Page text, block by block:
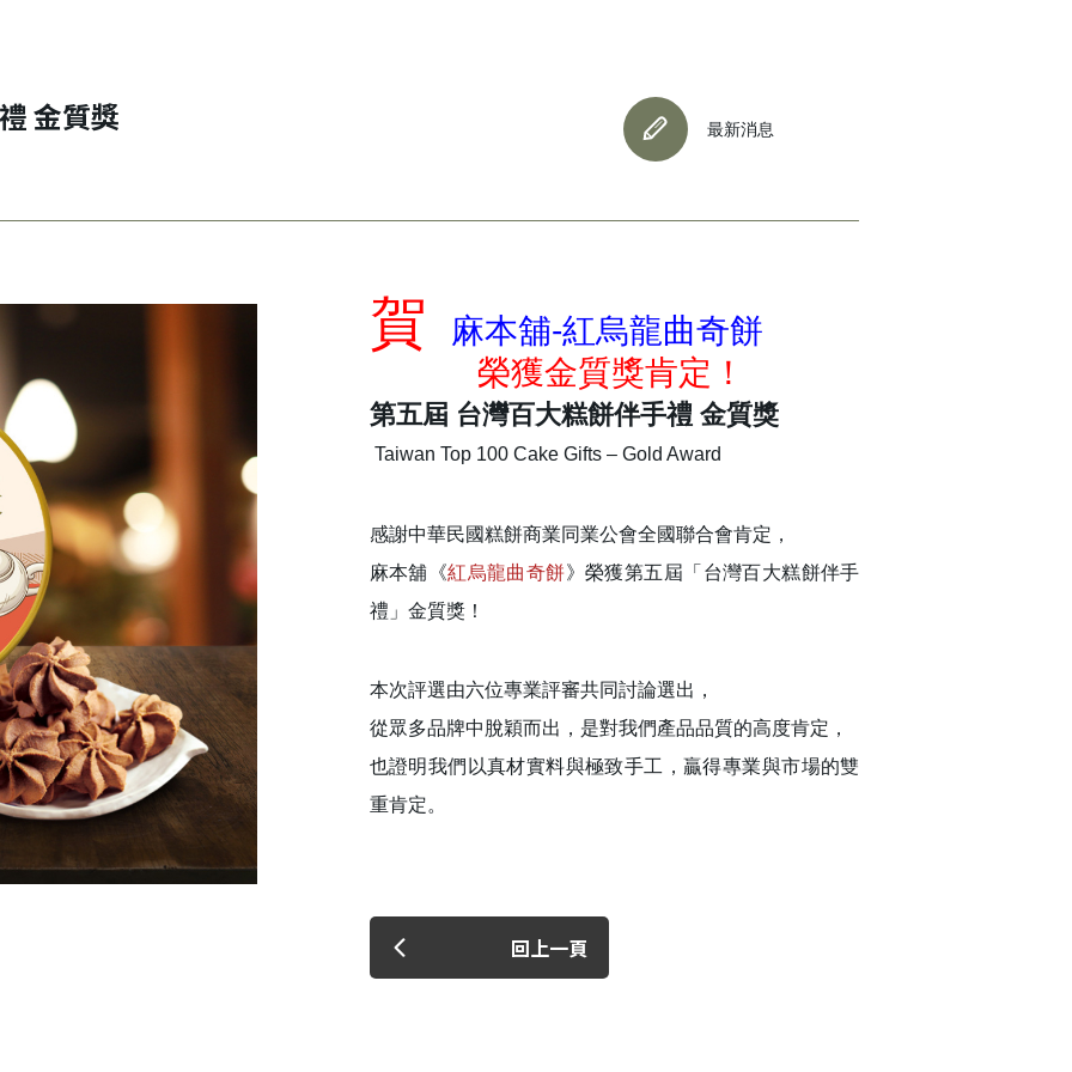
✕
建立專屬帳號
金質獎 最新消息
賀
麻本舖-紅烏龍曲奇餅
榮獲金質獎肯定！
第五屆 台灣百大糕餅伴手禮 金質獎
Taiwan Top 100 Cake Gifts – Gold Award
感謝中華民國糕餅商業同業公會全國聯合會肯定，
麻本舖《紅烏龍曲奇餅》榮獲第五屆「台灣百大糕餅伴手
禮」金質獎！
本次評選由六位專業評審共同討論選出，
從眾多品牌中脫穎而出，是對我們產品品質的高度肯定，
也證明我們以真材實料與極致手工，贏得專業與市場的雙
重肯定。
回上一頁